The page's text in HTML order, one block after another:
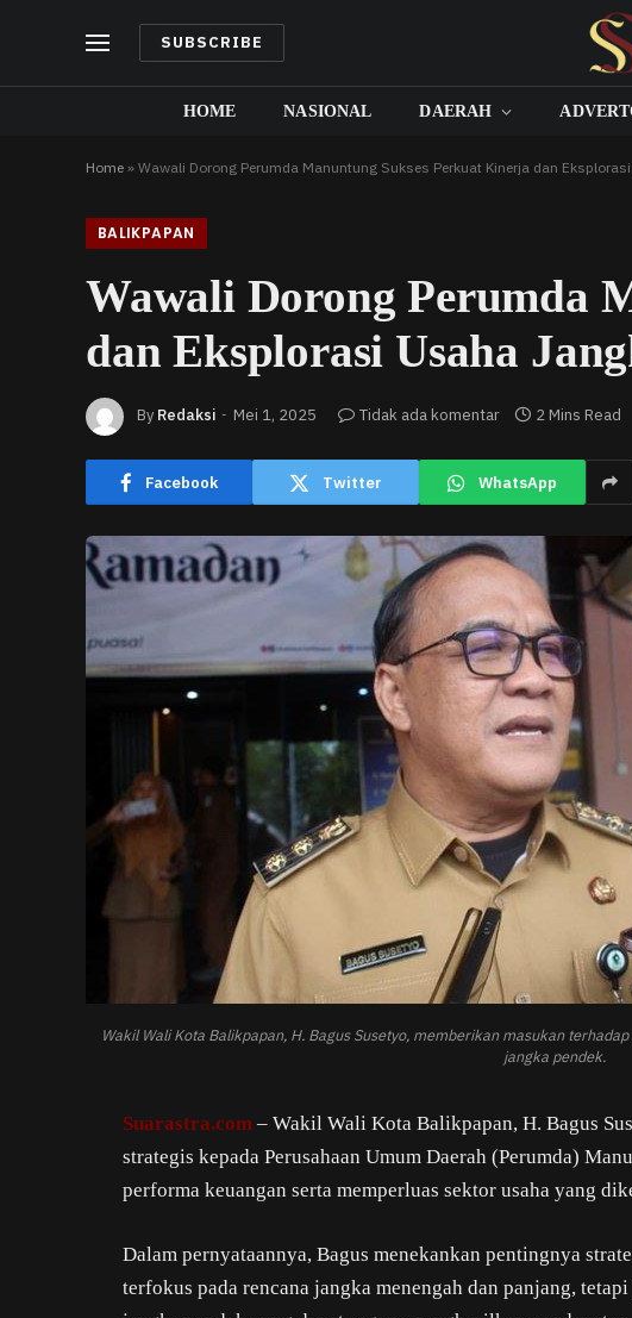
SUBSCRIBE
HOME NASIONAL DAERAH
Home » Wawali Dorong Perumda Manuntung Sukses Perkuat Kinerja dan
BALIKPAPAN
Wawali Dorong Perumda
dan Eksplorasi Usaha
By Redaksi Mei 1, 2025 Tidak ada komentar 2 Mins Read
Facebook Twitter WhatsApp
Wakil Wali Kota Balikpapan, H. Bagus Susetyo, memberikan masukan
jangka pendek.
Suarastra.com – Wakil Wali Kota Balikpapan, H. Bagus
strategis kepada Perusahaan Umum Daerah (Perumda)
performa keuangan serta memperluas sektor usaha yang
Dalam pernyataannya, Bagus menekankan pentingnya
terfokus pada rencana jangka menengah dan panjang,